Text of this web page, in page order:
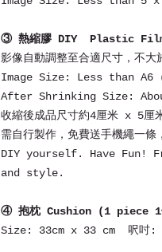
③ 熱縮膠 DIY Plastic
影像自動調整至合適尺寸，不大
Image Size: Less than
After Shrinking Size:
收縮後成品尺寸約4厘米 x 5
需自行製作，免費送手機繩一條
DIY yourself. Have Fun!
and style.
④ 抱枕 Cushion (1 piece 1
Size: 33cm x 33 cm 呎吋: